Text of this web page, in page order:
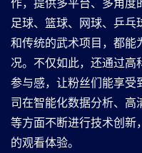
作，提供多平台、多角度
足球、篮球、网球、乒乓
和传统的武术项目，都能
况。不仅如此，还通过高
参与感，让粉丝们能享受
司在智能化数据分析、高
等方面不断进行技术创新
的观看体验。